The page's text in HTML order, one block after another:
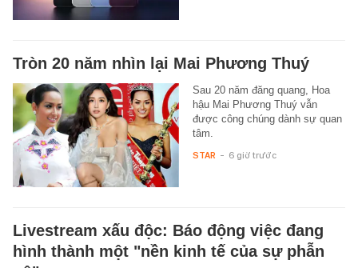
Tròn 20 năm nhìn lại Mai Phương Thuý
Sau 20 năm đăng quang, Hoa
hậu Mai Phương Thuý vẫn
được công chúng dành sự quan
tâm.
STAR - 6 giờ trước
Livestream xấu độc: Báo động việc đang
hình thành một "nền kinh tế của sự phẫn